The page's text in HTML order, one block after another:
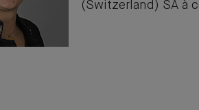
(Switzerland) SA à